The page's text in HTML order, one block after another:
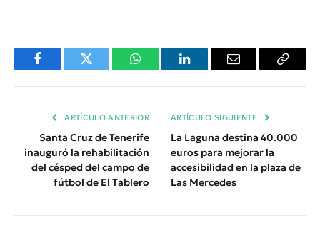
FacebookTwitter WhatsAppLinkedInEmail
Copiar
ARTÍCULO ANTERIOR
Santa Cruz de Tenerife
inauguró la rehabilitación
del césped del campo de
fútbol de El Tablero
ARTÍCULO SIGUIENTE
La Laguna destina 40.000
euros para mejorar la
accesibilidad en la plaza de
Las Mercedes